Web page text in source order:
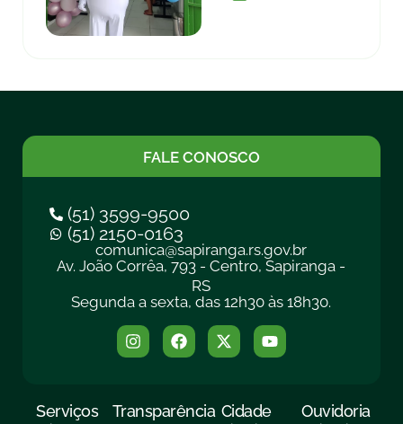
FALE CONOSCO
(51) 3599-9500
(51) 2150-0163
comunica@sapiranga.rs.gov.br
Av. João Corrêa, 793 - Centro, Sapiranga -
RS
Segunda a sexta, das 12h30 às 18h30.
Serviços Transparência Cidade Ouvidoria